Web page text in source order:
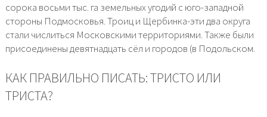
сорока восьми тыс. га земельных угодий с юго-западной
стороны Подмосковья. Троиц и Щербинка-эти два округа
стали числиться Московскими территориями. Также были
присоединены девятнадцать сёл и городов (в Подольском.
КАК ПРАВИЛЬНО ПИСАТЬ: ТРИСТО ИЛИ
ТРИСТА?